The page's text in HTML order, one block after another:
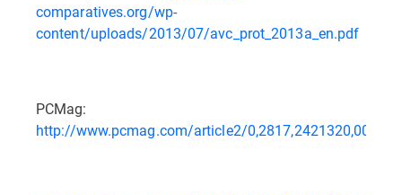
comparatives.org/wp-
content/uploads/2013/07/avc_prot_2013a_en.pdf
PCMag:
http://www.pcmag.com/article2/0,2817,2421320,00.asp